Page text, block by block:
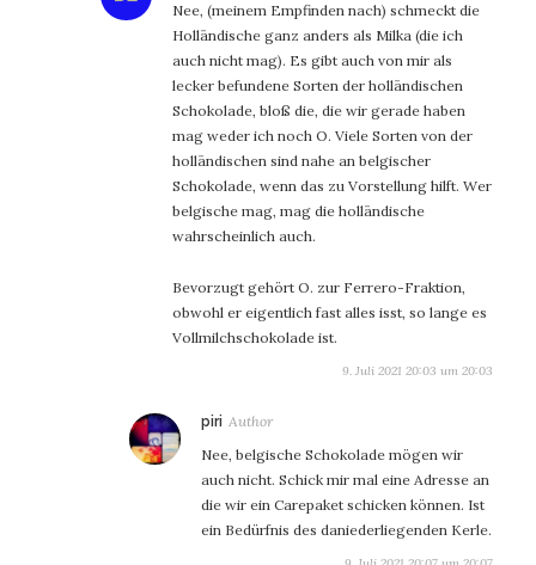
Nee, (meinem Empfinden nach) schmeckt die
Holländische ganz anders als Milka (die ich
auch nicht mag). Es gibt auch von mir als
lecker befundene Sorten der holländischen
Schokolade, bloß die, die wir gerade haben
mag weder ich noch O. Viele Sorten von der
holländischen sind nahe an belgischer
Schokolade, wenn das zu Vorstellung hilft. Wer
belgische mag, mag die holländische
wahrscheinlich auch.
Bevorzugt gehört O. zur Ferrero-Fraktion,
obwohl er eigentlich fast alles isst, so lange es
Vollmilchschokolade ist.
9. Juli 2021 20:03 um 20:03
piri sagt:
Nee, belgische Schokolade mögen wir
auch nicht. Schick mir mal eine Adresse an
die wir ein Carepaket schicken können. Ist
ein Bedürfnis des daniederliegenden Kerle.